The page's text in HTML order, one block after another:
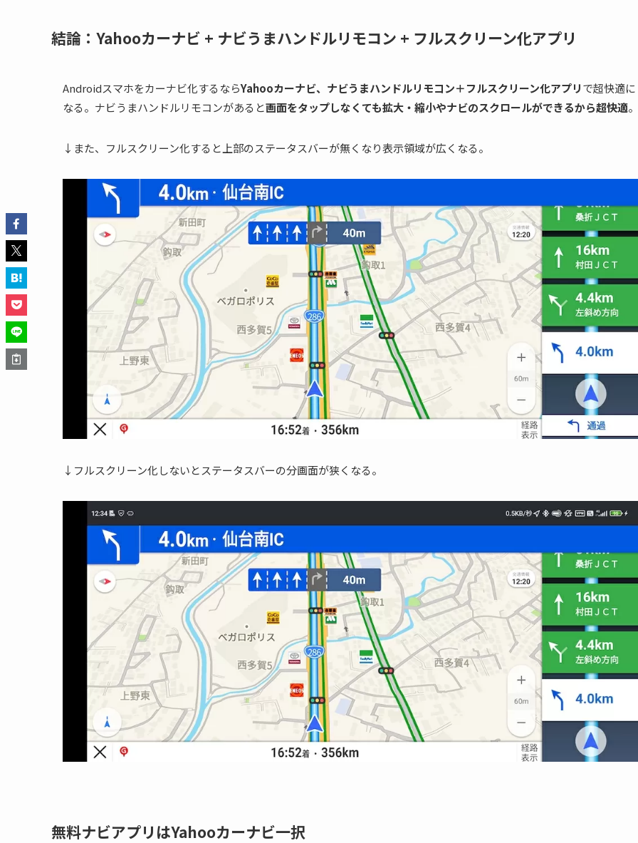
結論：Yahooカーナビ + ナビうまハンドルリモコン + フルスクリーン化アプリ
Androidスマホをカーナビ化するならYahooカーナビ、ナビうまハンドルリモコン＋フルスクリーン化アプリで超快適に
なる。ナビうまハンドルリモコンがあると画面をタップしなくても拡大・縮小やナビのスクロールができるから超快適。
↓また、フルスクリーン化すると上部のステータスバーが無くなり表示領域が広くなる。
↓フルスクリーン化しないとステータスバーの分画面が狭くなる。
無料ナビアプリはYahooカーナビ一択